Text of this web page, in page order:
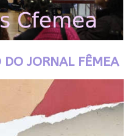
DO JORNAL FÊMEA